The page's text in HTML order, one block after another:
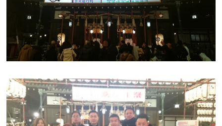
イベント・見学会
モデルハウス紹介
会社案内